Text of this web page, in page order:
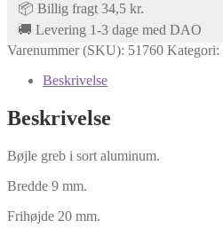
📦 Billig fragt 34,5 kr.
🚚 Levering 1-3 dage med DAO
Varenummer (SKU): 51760 Kategori:
Beskrivelse
Beskrivelse
Bøjle greb i sort aluminum.
Bredde 9 mm.
Frihøjde 20 mm.